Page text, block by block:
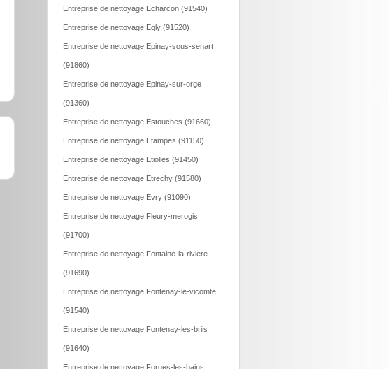
Entreprise de nettoyage Echarcon (91540)
Entreprise de nettoyage Egly (91520)
Entreprise de nettoyage Epinay-sous-senart
(91860)
Entreprise de nettoyage Epinay-sur-orge
(91360)
Entreprise de nettoyage Estouches (91660)
Entreprise de nettoyage Etampes (91150)
Entreprise de nettoyage Etiolles (91450)
Entreprise de nettoyage Etrechy (91580)
Entreprise de nettoyage Evry (91090)
Entreprise de nettoyage Fleury-merogis
(91700)
Entreprise de nettoyage Fontaine-la-riviere
(91690)
Entreprise de nettoyage Fontenay-le-vicomte
(91540)
Entreprise de nettoyage Fontenay-les-briis
(91640)
Entreprise de nettoyage Forges-les-bains